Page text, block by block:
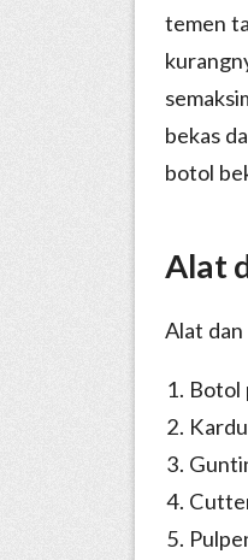
temen
bekas
botol
Alat
Alat
Botol